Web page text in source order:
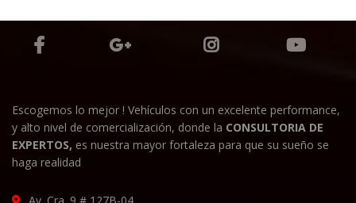
Escogemos lo mejor ! Vehículos con un excelente performance,
y alto nivel de comercialización, donde la CONSULTORIA DE
EXPERTOS, es nuestra mayor fortaleza para que su sueño se
haga realidad
Av. Cra. 9 # 127B-04